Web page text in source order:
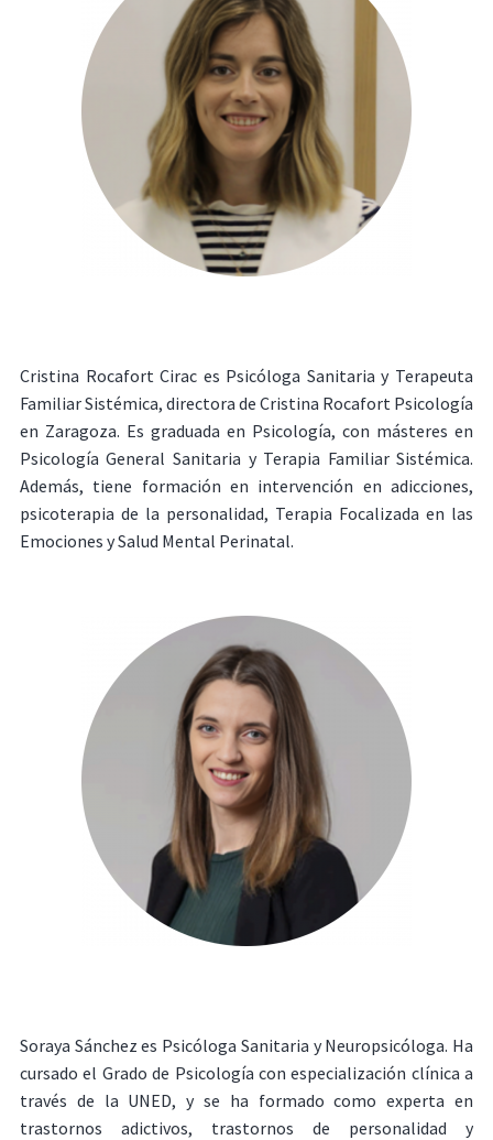
Cristina Rocafort Cirac es Psicóloga Sanitaria y Terapeuta
Familiar Sistémica, directora de Cristina Rocafort Psicología
en Zaragoza. Es graduada en Psicología, con másteres en
Psicología General Sanitaria y Terapia Familiar Sistémica.
Además, tiene formación en intervención en adicciones,
psicoterapia de la personalidad, Terapia Focalizada en las
Emociones y Salud Mental Perinatal.
Soraya Sánchez es Psicóloga Sanitaria y Neuropsicóloga. Ha
cursado el Grado de Psicología con especialización clínica a
través de la UNED, y se ha formado como experta en
trastornos adictivos, trastornos de personalidad y